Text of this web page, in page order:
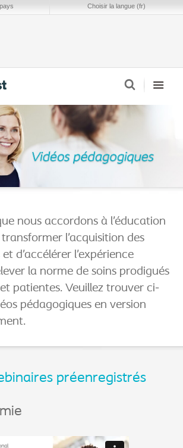
Choisir la langue (fr)
nous accordons à l’éducation
l’acquisition des
d’accélérer l’expérience
la norme de soins prodigués
patientes. Veuillez trouver ci-
pédagogiques en version
préenregistrés